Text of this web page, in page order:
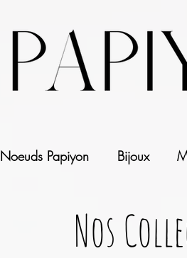
Noeuds Papiyon Bijoux
Nos